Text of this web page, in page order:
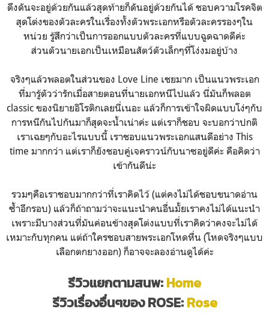
ดึงดันจะอยู่ด้วยกันแล้วสุดท้ายก็ดันอยู่ด้วยกันได้ ชอบความโรคจิต
สุดโต่งของตัวละครในเรื่องทั้งตัวพระเอกหรือตัวละครรองๆใน
หน่วย รู้สึกว่าเป็นการออกแบบตัวละครที่แบบฉูดฉาดดีค่ะ
ส่วนตัวนายเอกเป็นเหมือนสัตว์ตัวเล็กๆที่โง่งมอยู่บ้าง
จริงๆแล้วพลอตในส่วนของ Love Line เชยมาก เป็นแนวพระเอก
ที่มารู้ตัวว่ารักเมื่อสายตอนที่นายเอกหนีไปแล้ว นี่มันก็พลอต
classic ของนิยายอิโรติกเลยนี่เนอะ แล้วก็การเข้าใจผิดแบบโง่ๆกับ
การหนีกันไปกันมาก็สุดจะน้ำเน่าค่ะ แต่เราก็ชอบ จะบอกว่าปกติ
เราเฉยๆกับอะไรแบบนี้ เราชอบแนวพระเอกแสนดีอย่าง This
time มากกว่า แต่เราก็ยังชอบคู่เจคราวน์กับนาซอยู่ดีค่ะ คือคิดว่า
เข้ากันดีน่ะ
รวมๆคือเราชอบมากกว่าที่เราคิดไว้ (แต่คงไม่ได้ชอบขนาดอ่าน
ซ้ำอีกรอบ) แล้วก็ถ้าถามว่าจะแนะนำคนอื่นมั้ยเราคงไม่ได้แนะนำ
เพราะมีบางส่วนที่มันค่อนข้างสุดโต่งแบบที่เราคิดว่าคงจะไม่ได้
เหมาะกับทุกคน แต่ถ้าใครชอบสายพระเอกโหดหื่น (โหดจริงๆแบบ
เลือกตกยางออก) ก็อาจจะลองอ่านดูได้ค่ะ
รีวิวแยกตามสนพ:Home
รีวิวเรื่องอื่นๆของ ROSE:Rose